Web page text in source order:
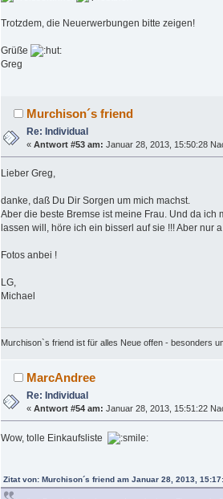
Trotzdem, die Neuerwerbungen bitte zeigen!
Grüße
Greg
Murchison´s friend
Re: Individual
«Antwort #53 am: Januar 28, 2013, 15:50:28
Lieber Greg,
danke, daß Du Dir Sorgen um mich machst.
Aber die beste Bremse ist meine Frau. Und da ich
lassen will, höre ich ein bisserl auf sie !!! Aber nur
Fotos anbei !
LG,
Michael
Murchison`s friend ist für alles Neue offen - besonders
MarcAndree
Re: Individual
«Antwort #54 am: Januar 28, 2013, 15:51:22
Wow, tolle Einkaufsliste
Zitat von: Murchison´s friend am Januar 28, 2013,